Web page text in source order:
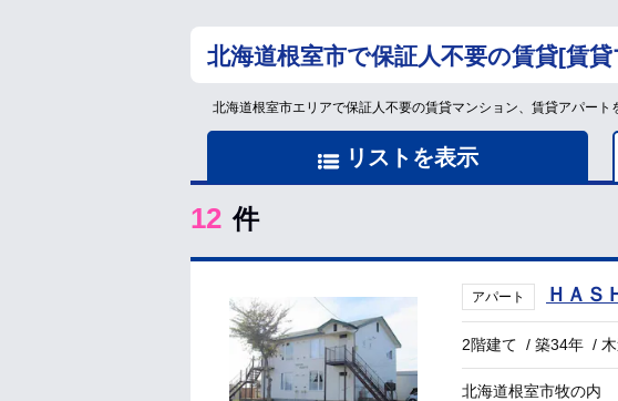
北海道根室市で保証人不要の賃貸[賃
北海道根室市エリアで保証人不要の賃貸マンション、賃貸アパー
リストを表示
12 件
アパート ＨＡ
2階建て /築34年 /
北海道根室市牧の内